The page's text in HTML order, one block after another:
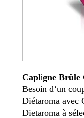
Capligne Brûle
Besoin d’un
Diétaroma avec
Dietaroma à